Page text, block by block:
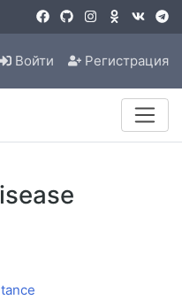
Войти Регистрация